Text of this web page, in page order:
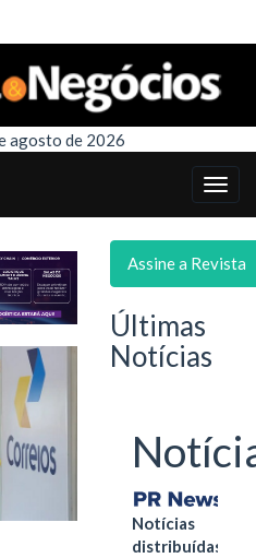
agosto de 2026
Assine a Revista
Últimas
Notícias
Notícias
distribuídas